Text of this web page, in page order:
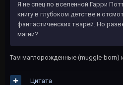
Я не спец по вселенной Гарри
книгу в глубоком детстве и
фантастиченских тварей. Но
магии?
Там маглорожденные (muggle-born)
Цитата